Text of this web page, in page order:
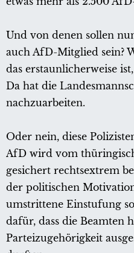
Und von denen sollen
auch AfD-Mitglied sein?
das erstaunlicherweise
Da hat die
nachzuarbeiten.
Oder nein, diese
AfD wird vom
gesichert rechtsextrem
der politischen
umstrittene Einstufung
dafür, dass die Beamten
Parteizugehörigkeit